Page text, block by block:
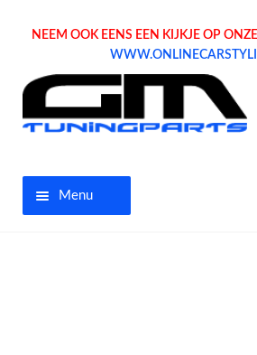
NEEM OOK EENS EEN KIJKJE OP
Menu